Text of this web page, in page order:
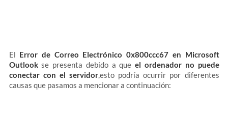
El Error de Correo Electrónico 0x800ccc67 en Microsoft
Outlookse presenta debido a queel ordenador no puede
conectar con el servidor,esto podría ocurrir por diferentes
causas que pasamos a mencionar a continuación: